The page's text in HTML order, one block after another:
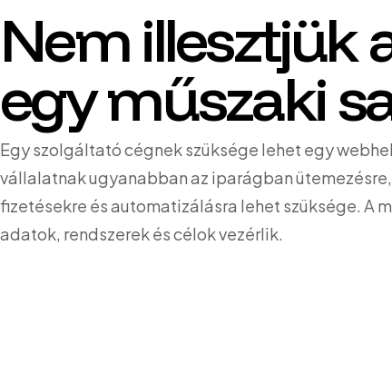
Nem illesztjük
egy műszaki
Egy szolgáltató cégnek szüksége lehet egy
vállalatnak ugyanabban az iparágban
fizetésekre és automatizálásra lehet szüksége. A
adatok, rendszerek és célok vezérlik.